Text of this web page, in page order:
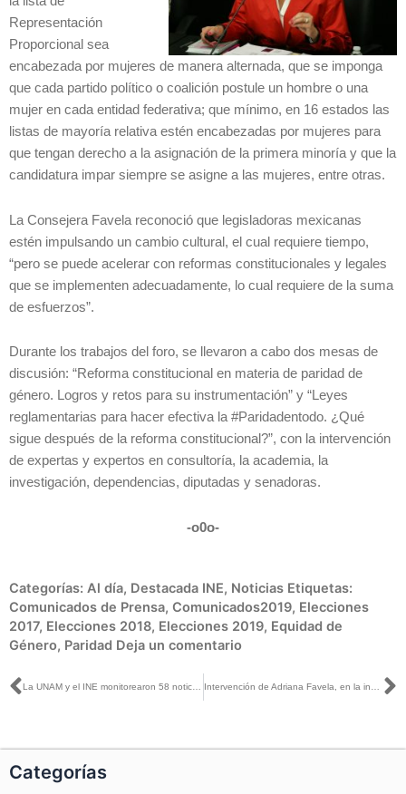
Representación
Proporcional sea
encabezada por mujeres de manera alternada, que se imponga
que cada partido político o coalición postule un hombre o una
mujer en cada entidad federativa; que mínimo, en 16 estados las
listas de mayoría relativa estén encabezadas por mujeres para
que tengan derecho a la asignación de la primera minoría y que la
candidatura impar siempre se asigne a las mujeres, entre otras.
La Consejera Favela reconoció que legisladoras mexicanas
estén impulsando un cambio cultural, el cual requiere tiempo,
“pero se puede acelerar con reformas constitucionales y legales
que se implementen adecuadamente, lo cual requiere de la suma
de esfuerzos”.
Durante los trabajos del foro, se llevaron a cabo dos mesas de
discusión: “Reforma constitucional en materia de paridad de
género. Logros y retos para su instrumentación” y “Leyes
reglamentarias para hacer efectiva la #Paridadentodo. ¿Qué
sigue después de la reforma constitucional?”, con la intervención
de expertas y expertos en consultoría, la academia, la
investigación, dependencias, diputadas y senadoras.
-o0o-
Categorías: Al día, Destacada INE, Noticias Etiquetas:
Comunicados de Prensa, Comunicados2019, Elecciones
2017, Elecciones 2018, Elecciones 2019, Equidad de
Género, Paridad Deja un comentario
Ant La UNAM y el INE monitorearon 58 noticieros y 3 programas de espectáculos #ElecciónPuebla Intervención de Adriana Favela, en la inauguración del Foro: Hacia un Balance de la Reforma Constitucional en Paridad de Género
Categorías